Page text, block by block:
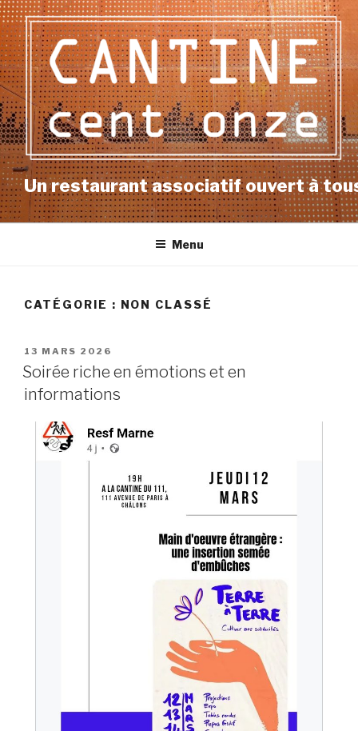
Aller
au
contenu
principal
Un restaurant associatif ouvert à
Menu
CATÉGORIE : NON CLASSÉ
PUBLIÉ
LE
13 MARS 2026
Soirée riche en émotions et en
informations